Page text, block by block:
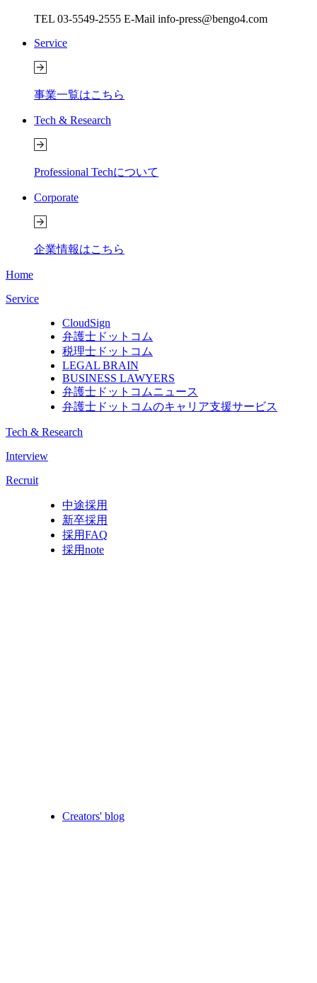
TEL 03-5549-2555 E-Mail info-press@bengo4.com
Service
事業一覧はこちら
Tech & Research
Professional Techについて
Corporate
企業情報はこちら
Home
Service
CloudSign
弁護士ドットコム
税理士ドットコム
LEGAL BRAIN
BUSINESS LAWYERS
弁護士ドットコムニュース
弁護士ドットコムのキャリア支援サービス
Tech & Research
Interview
Recruit
中途採用
新卒採用
採用FAQ
採用note
Creators' blog